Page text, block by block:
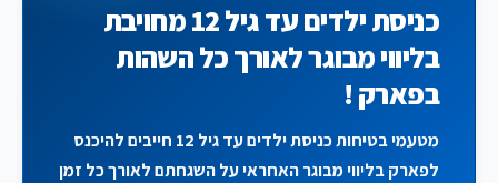
כניסת ילדים עד גיל 12 מחויבת
בליווי מבוגר לאורך כל השהות
בפארק !
מטעמי בטיחות כניסת ילדים עד גיל 12 חייבים להיכנס
לפארק בליווי מבוגר האחראי על השגחתם לאורך כל זמן